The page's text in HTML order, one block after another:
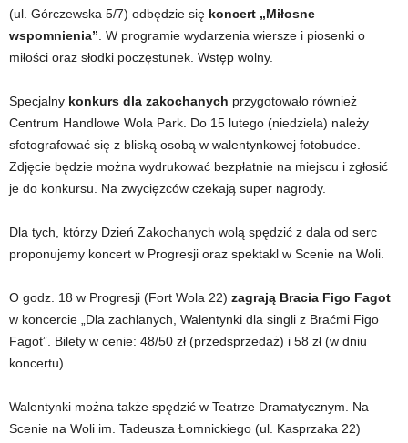
(ul. Górczewska 5/7) odbędzie się koncert „Miłosne
wspomnienia” . W programie wydarzenia wiersze i piosenki o
miłości oraz słodki poczęstunek. Wstęp wolny.
Specjalny konkurs dla zakochanych przygotowało również
Centrum Handlowe Wola Park. Do 15 lutego (niedziela) należy
sfotografować się z bliską osobą w walentynkowej fotobudce.
Zdjęcie będzie można wydrukować bezpłatnie na miejscu i zgłosić
je do konkursu. Na zwycięzców czekają super nagrody.
Dla tych, którzy Dzień Zakochanych wolą spędzić z dala od serc
proponujemy koncert w Progresji oraz spektakl w Scenie na Woli.
O godz. 18 w Progresji (Fort Wola 22) zagrają Bracia Figo Fagot
w koncercie „Dla zachlanych, Walentynki dla singli z Braćmi Figo
Fagot”. Bilety w cenie: 48/50 zł (przedsprzedaż) i 58 zł (w dniu
koncertu).
Walentynki można także spędzić w Teatrze Dramatycznym. Na
Scenie na Woli im. Tadeusza Łomnickiego (ul. Kasprzaka 22)